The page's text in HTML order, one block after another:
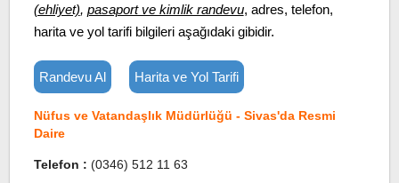
(ehliyet), pasaport ve kimlik randevu, adres, telefon,
harita ve yol tarifi bilgileri aşağıdaki gibidir.
Randevu Al Harita ve Yol Tarifi
Nüfus ve Vatandaşlık Müdürlüğü - Sivas'da Resmi
Daire
Telefon : (0346) 512 11 63